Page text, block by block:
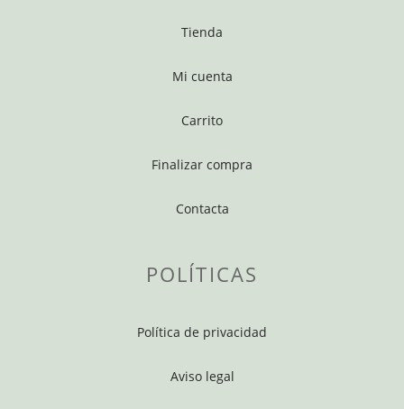
Tienda
Mi cuenta
Carrito
Finalizar compra
Contacta
POLÍTICAS
Política de privacidad
Aviso legal